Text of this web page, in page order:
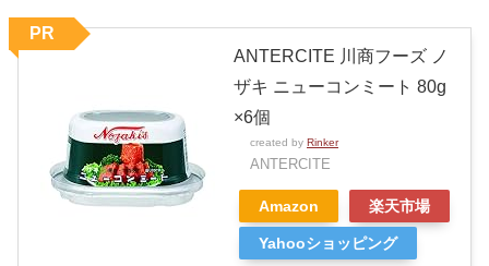
ANTERCITE 川商フーズ ノ
ザキ ニューコンミート 80g
×6個
created by Rinker
ANTERCITE
Amazon 楽天市場
Yahooショッピング
PR